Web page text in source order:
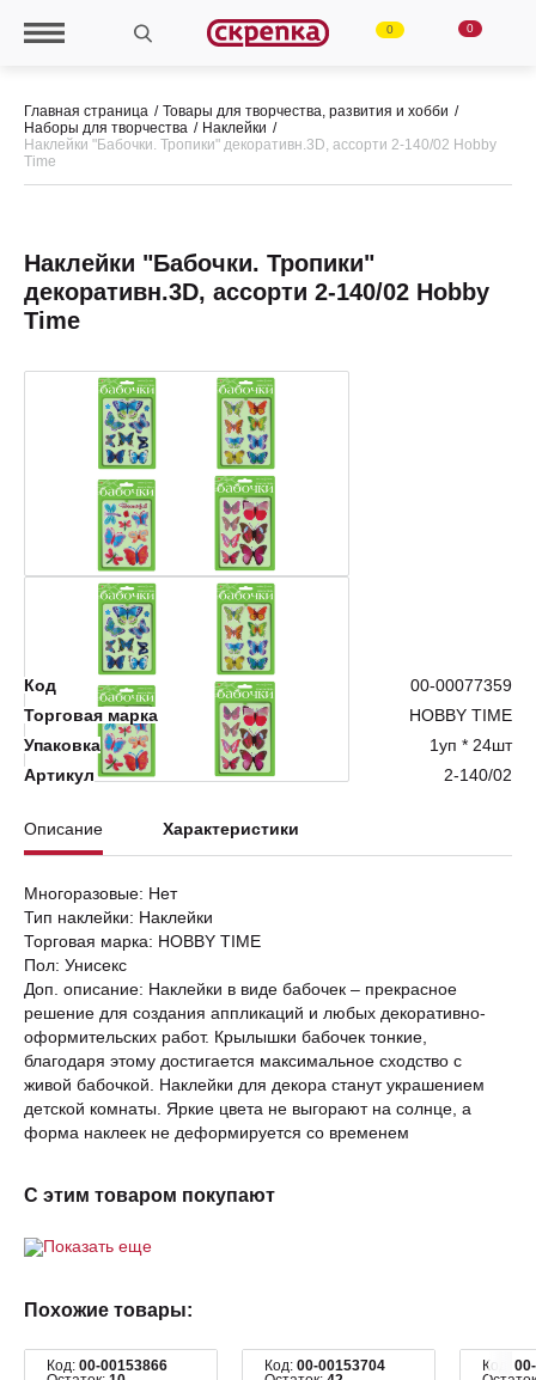
0 0
Главная страница
Товары для творчества, развития и хобби
Наборы для творчества
Наклейки
Наклейки "Бабочки. Тропики" декоративн.3D, ассорти 2-140/02 Hobby
Time
Нет в наличии
Наклейки "Бабочки. Тропики"
декоративн.3D, ассорти 2-140/02 Hobby
Time
Код
00-00077359
Торговая марка
HOBBY TIME
Упаковка
1уп * 24шт
Артикул
2-140/02
Описание Характеристики
Многоразовые: Нет
Тип наклейки: Наклейки
Торговая марка: HOBBY TIME
Пол: Унисекс
Доп. описание: Наклейки в виде бабочек – прекрасное
решение для создания аппликаций и любых декоративно-
оформительских работ. Крылышки бабочек тонкие,
благодаря этому достигается максимальное сходство с
живой бабочкой. Наклейки для декора станут украшением
детской комнаты. Яркие цвета не выгорают на солнце, а
форма наклеек не деформируется со временем
С этим товаром покупают
Показать еще
Похожие товары:
Код: 00-00153866
Код: 00-00153704
Код: